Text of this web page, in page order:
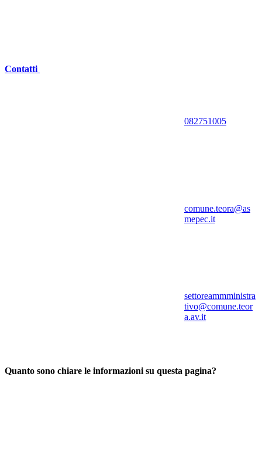
Contatti
082751005
comune.teora@as
mepec.it
settoreammministra
tivo@comune.teor
a.av.it
Quanto sono chiare le informazioni su questa pagina?